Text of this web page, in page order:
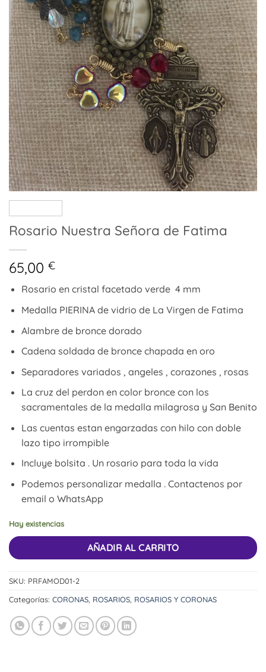
Rosario Nuestra Señora de Fatima
65,00 €
Rosario en cristal facetado verde 4 mm
Medalla PIERINA de vidrio de La Virgen de Fatima
Alambre de bronce dorado
Cadena soldada de bronce chapada en oro
Separadores variados , angeles , corazones , rosas
La cruz del perdon en color bronce con los
sacramentales de la medalla milagrosa y San Benito
Las cuentas estan engarzadas con hilo con doble
lazo tipo irrompible
Incluye bolsita . Un rosario para toda la vida
Podemos personalizar medalla . Contactenos por
email o WhatsApp
Hay existencias
AÑADIR AL CARRITO
SKU: PRFAMOD01-2
Categorías: CORONAS, ROSARIOS, ROSARIOS Y CORONAS